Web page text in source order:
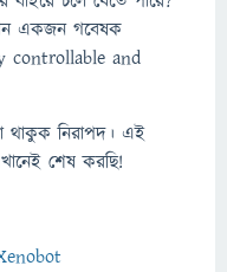
একজন গবেষক
controllable and
থাকুক নিরাপদ। এই
শেষ করছি!